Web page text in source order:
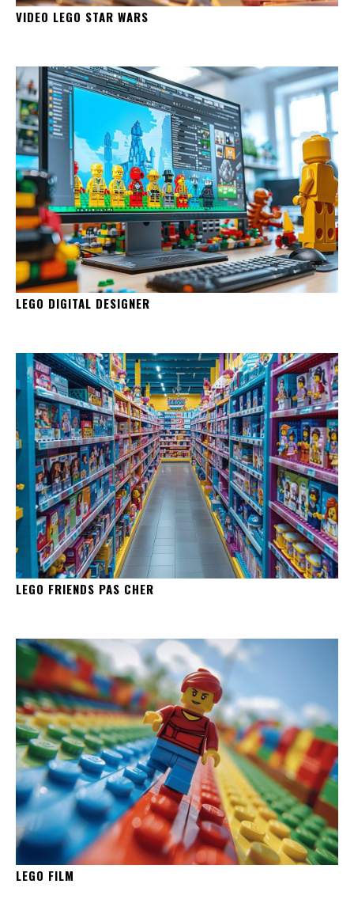
VIDEO LEGO STAR WARS
LEGO DIGITAL DESIGNER
LEGO FRIENDS PAS CHER
LEGO FILM